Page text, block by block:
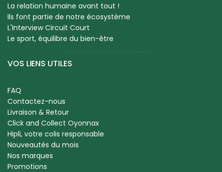
La relation humaine avant tout !
Ils font partie de notre écosystème
L'Interview Circuit Court
Le sport, équilibre du bien-être
VOS LIENS UTILES
FAQ
Contactez-nous
Livraison & Retour
Click and Collect Oyonnax
Hipli, votre colis responsable
Nouveautés du mois
Nos marques
Promotions